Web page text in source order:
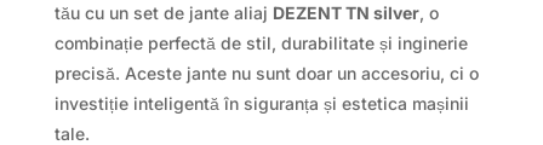
tău cu un set de jante aliaj DEZENT TN silver, o
combinație perfectă de stil, durabilitate și inginerie
precisă. Aceste jante nu sunt doar un accesoriu, ci o
investiție inteligentă în siguranța și estetica mașinii
tale.